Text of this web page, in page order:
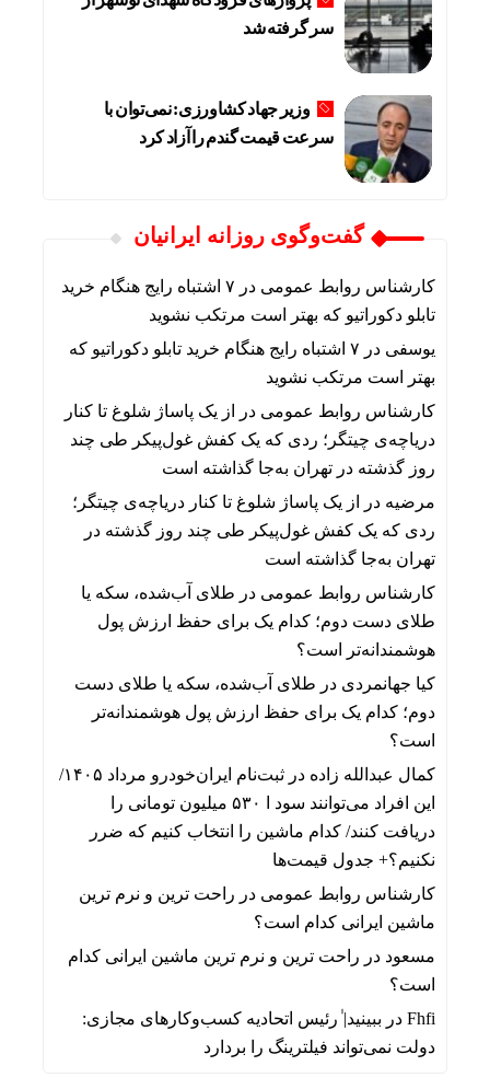
سر گرفته شد
وزیر جهاد کشاورزی: نمی‌توان با
سرعت قیمت گندم را آزاد کرد
گفت‌وگوی روزانه ایرانیان
کارشناس روابط عمومی در
۷ اشتباه رایج هنگام خرید
تابلو دکوراتیو که بهتر است مرتکب نشوید
یوسفی در
۷ اشتباه رایج هنگام خرید تابلو دکوراتیو که
بهتر است مرتکب نشوید
کارشناس روابط عمومی در
از یک پاساژ شلوغ تا کنار
دریاچه‌ی چیتگر؛ ردی که یک کفش غول‌پیکر طی چند
روز گذشته در تهران به‌جا گذاشته است
مرضیه در
از یک پاساژ شلوغ تا کنار دریاچه‌ی چیتگر؛
ردی که یک کفش غول‌پیکر طی چند روز گذشته در
تهران به‌جا گذاشته است
کارشناس روابط عمومی در طلای آب‌شده، سکه یا
طلای دست دوم؛ کدام یک برای حفظ ارزش پول
هوشمندانه‌تر است؟
کیا جهانمردی در طلای آب‌شده، سکه یا طلای دست
دوم؛ کدام یک برای حفظ ارزش پول هوشمندانه‌تر
است؟
کمال عبدالله زاده در
ثبت‌نام ایران‌خودرو مرداد ۱۴۰۵/
این افراد می‌توانند سود ا ۵۳۰ میلیون تومانی را
دریافت کنند/ کدام ماشین را انتخاب کنیم که ضرر
نکنیم؟+ جدول قیمت‌ها
کارشناس روابط عمومی در راحت ترین و نرم ترین
ماشین ایرانی کدام است؟
مسعود در راحت ترین و نرم ترین ماشین ایرانی کدام
است؟
Fhfi در ببینید| ٰرئیس اتحادیه کسب‌وکارهای مجازی:
دولت نمی‌تواند فیلترینگ را بردارد